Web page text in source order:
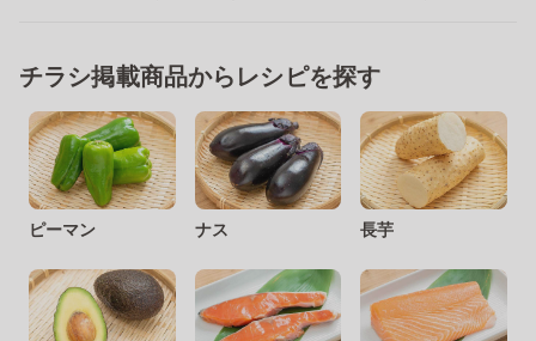
チラシ掲載商品からレシピを探す
ピーマン ナス 長芋